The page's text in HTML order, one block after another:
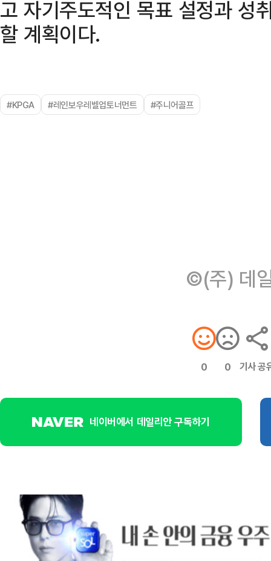
고 자기주도적인 목표 설정과 성
할 계획이다.
#KPGA #레인보우레벨업토너먼트 #주니어골프
©(주) 데
0 0 기사 공
네이버에서 데일리안 구독하기